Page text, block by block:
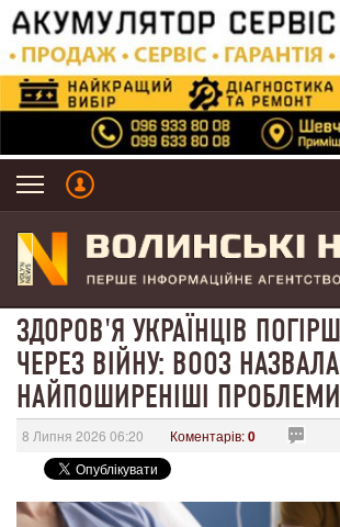
ЗДОРОВ'Я УКРАЇНЦІВ
ЧЕРЕЗ ВІЙНУ: ВООЗ НАЗВАЛА
НАЙПОШИРЕНІШІ ПРОБЛЕМИ
8 Липня 2026 06:20 Коментарів:0